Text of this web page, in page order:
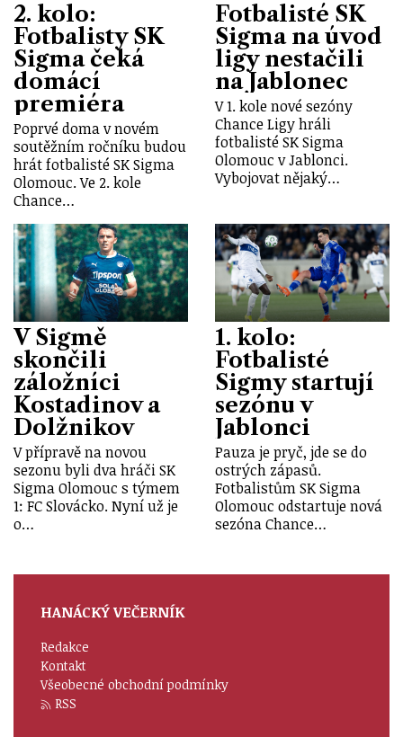
2. kolo:
Fotbalisty SK
Sigma čeká
domácí
premiéra
Poprvé doma v novém
soutěžním ročníku budou
hrát fotbalisté SK Sigma
Olomouc. Ve 2. kole
Chance…
Fotbalisté SK
Sigma na úvod
ligy nestačili
na Jablonec
V 1. kole nové sezóny
Chance Ligy hráli
fotbalisté SK Sigma
Olomouc v Jablonci.
Vybojovat nějaký…
V Sigmě
skončili
záložníci
Kostadinov a
Dolžnikov
V přípravě na novou
sezonu byli dva hráči SK
Sigma Olomouc s týmem
1: FC Slovácko. Nyní už je
o…
1. kolo:
Fotbalisté
Sigmy startují
sezónu v
Jablonci
Pauza je pryč, jde se do
ostrých zápasů.
Fotbalistům SK Sigma
Olomouc odstartuje nová
sezóna Chance…
HANÁCKÝ VEČERNÍK
Redakce
Kontakt
Všeobecné obchodní podmínky
RSS